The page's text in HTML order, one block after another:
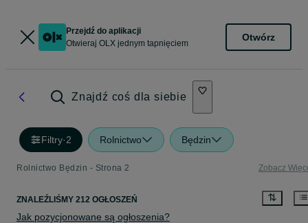
Przejdź do aplikacji
Otwieraj OLX jednym tapnięciem
Otwórz
Znajdź coś dla siebie
Filtry·2 Rolnictwo Będzin
Rolnictwo Będzin - Strona 2 Zobacz
ZNALEŹLIŚMY 212 OGŁOSZEŃ
Jak pozycjonowane są ogłoszenia?